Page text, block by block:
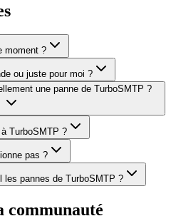
moment ?
ou juste pour moi ?
une panne de TurboSMTP ?
TurboSMTP ?
pas ?
les pannes de TurboSMTP ?
communauté